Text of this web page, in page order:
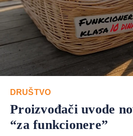
DRUŠTVO
Proizvođači uvode
“za funkcionere”